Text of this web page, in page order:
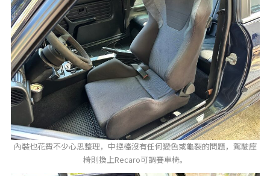
內裝也花費不少心思整理，中控檯沒有任何變色或龜裂的問題，駕駛座
椅則換上Recaro可調賽車椅。